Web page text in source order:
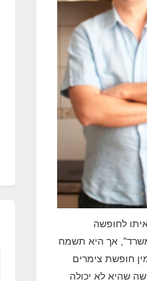
לחופשה
אך היא תשמח
חופשת צימרים
שהיא לא יכולה